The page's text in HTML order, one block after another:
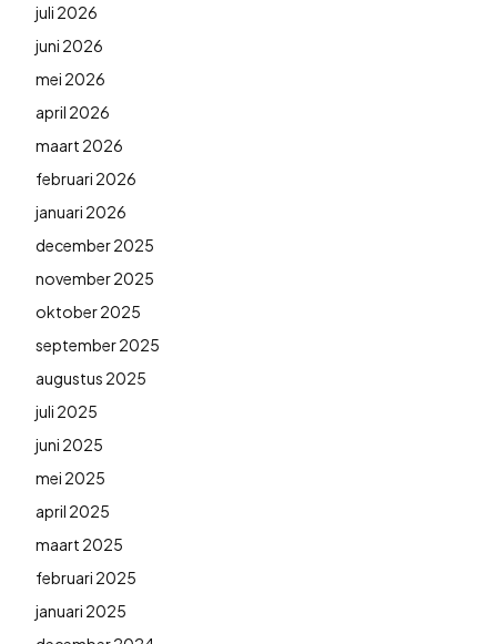
juli 2026
juni 2026
mei 2026
april 2026
maart 2026
februari 2026
januari 2026
december 2025
november 2025
oktober 2025
september 2025
augustus 2025
juli 2025
juni 2025
mei 2025
april 2025
maart 2025
februari 2025
januari 2025